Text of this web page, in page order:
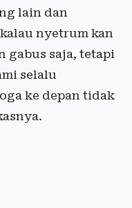
lain dan
nyetrum kan
gabus saja, tetapi
selalu
ke depan tidak